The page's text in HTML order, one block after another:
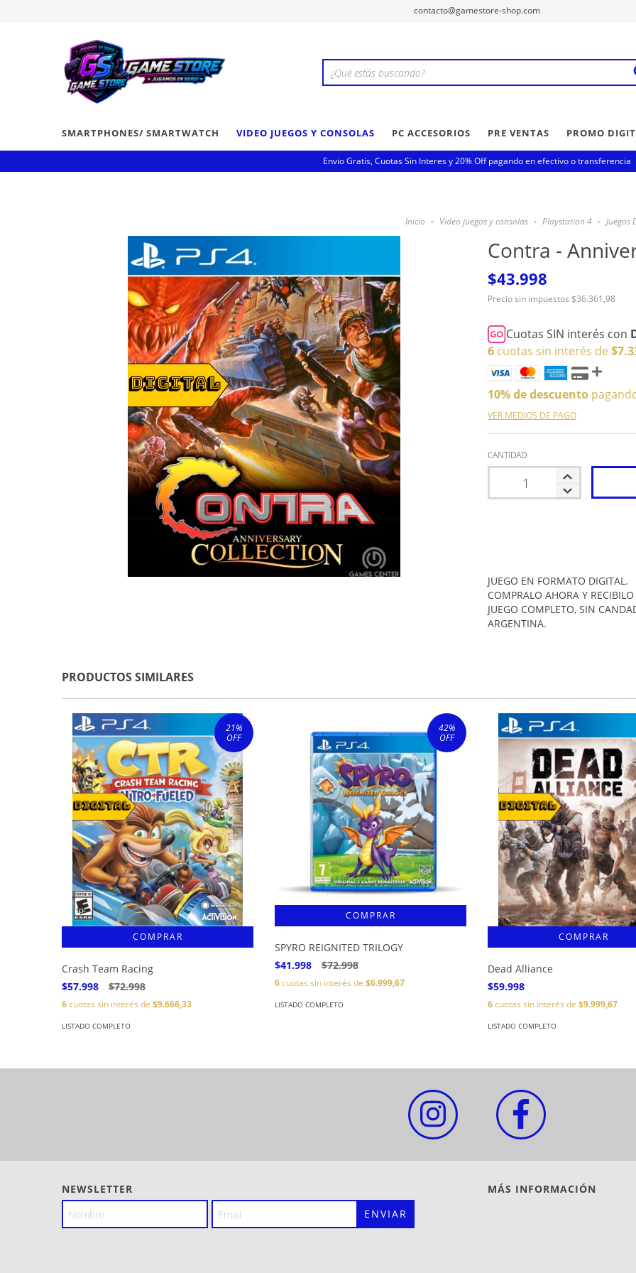
contacto@gamestore-shop.com
SMARTPHONES/ SMARTWATCH VIDEO JUEGOS Y CONSOLAS PC ACCESORIOS PRE VENTAS PROMO
Envio Gratis, Cuotas Sin Interes y 20% Off pagando en efectivo o transferencia
Inicio - Video juegos y consolas - Playstation 4 - Juegos
Contra -
$43.998
Precio sin impuestos $36.361,98
Cuotas SIN interés con
6 cuotas sin interés de
10% de descuento
VER MEDIOS DE PAGO
CANTIDAD
JUEGO EN FORMATO DIGITAL.
COMPRALO AHORA Y
JUEGO COMPLETO, SIN
ARGENTINA.
PRODUCTOS SIMILARES
21%
OFF
Crash Team Racing
$57.998
$72.998
6cuotas sin interés de $9.666,33
LISTADO COMPLETO
42%
OFF
SPYRO REIGNITED TRILOGY
$41.998
$72.998
6cuotas sin interés de $6.999,67
LISTADO COMPLETO
Dead Alliance
$59.998
6cuotas sin interés de $9.999,67
LISTADO COMPLETO
NEWSLETTER MÁS INFORMACIÓN